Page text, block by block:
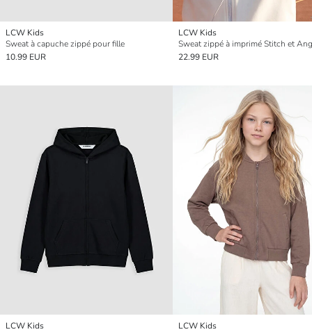
LCW Kids
Sweat à capuche zippé pour fille
10.99 EUR
LCW Kids
22.99 EUR
LCW Kids
LCW Kids